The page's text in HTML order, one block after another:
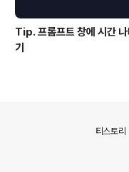
Tip. 프롬프트 창에 시간 나
기
티스토리